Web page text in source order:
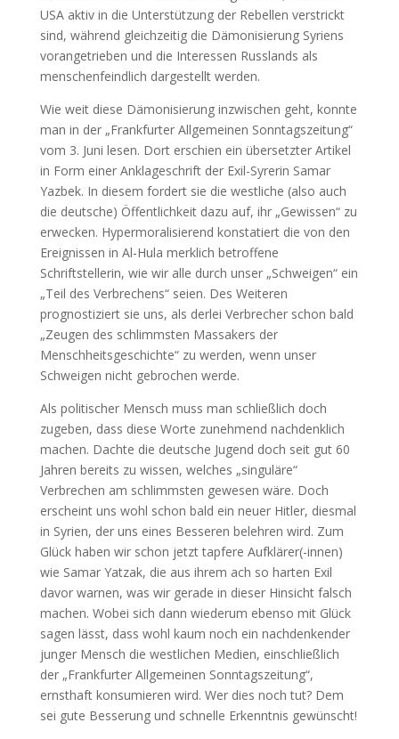
USA aktiv in die Unterstützung der Rebellen verstrickt
sind, während gleichzeitig die Dämonisierung Syriens
vorangetrieben und die Interessen Russlands als
menschenfeindlich dargestellt werden.
Wie weit diese Dämonisierung inzwischen geht, konnte
man in der „Frankfurter Allgemeinen Sonntagszeitung“
vom 3. Juni lesen. Dort erschien ein übersetzter Artikel
in Form einer Anklageschrift der Exil-Syrerin Samar
Yazbek. In diesem fordert sie die westliche (also auch
die deutsche) Öffentlichkeit dazu auf, ihr „Gewissen“ zu
erwecken. Hypermoralisierend konstatiert die von den
Ereignissen in Al-Hula merklich betroffene
Schriftstellerin, wie wir alle durch unser „Schweigen“ ein
„Teil des Verbrechens“ seien. Des Weiteren
prognostiziert sie uns, als derlei Verbrecher schon bald
„Zeugen des schlimmsten Massakers der
Menschheitsgeschichte“ zu werden, wenn unser
Schweigen nicht gebrochen werde.
Als politischer Mensch muss man schließlich doch
zugeben, dass diese Worte zunehmend nachdenklich
machen. Dachte die deutsche Jugend doch seit gut 60
Jahren bereits zu wissen, welches „singuläre“
Verbrechen am schlimmsten gewesen wäre. Doch
erscheint uns wohl schon bald ein neuer Hitler, diesmal
in Syrien, der uns eines Besseren belehren wird. Zum
Glück haben wir schon jetzt tapfere Aufklärer(-innen)
wie Samar Yatzak, die aus ihrem ach so harten Exil
davor warnen, was wir gerade in dieser Hinsicht falsch
machen. Wobei sich dann wiederum ebenso mit Glück
sagen lässt, dass wohl kaum noch ein nachdenkender
junger Mensch die westlichen Medien, einschließlich
der „Frankfurter Allgemeinen Sonntagszeitung“,
ernsthaft konsumieren wird. Wer dies noch tut? Dem
sei gute Besserung und schnelle Erkenntnis gewünscht!